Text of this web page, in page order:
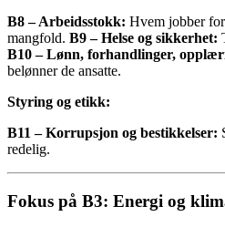
B8 – Arbeidsstokk: Hvem jobber
mangfold. B9 – Helse og sikkerhet:
B10 – Lønn, forhandlinger,
belønner de ansatte.
Styring og etikk:
B11 – Korrupsjon og bestikkelser:
redelig.
Fokus på B3: Energi og